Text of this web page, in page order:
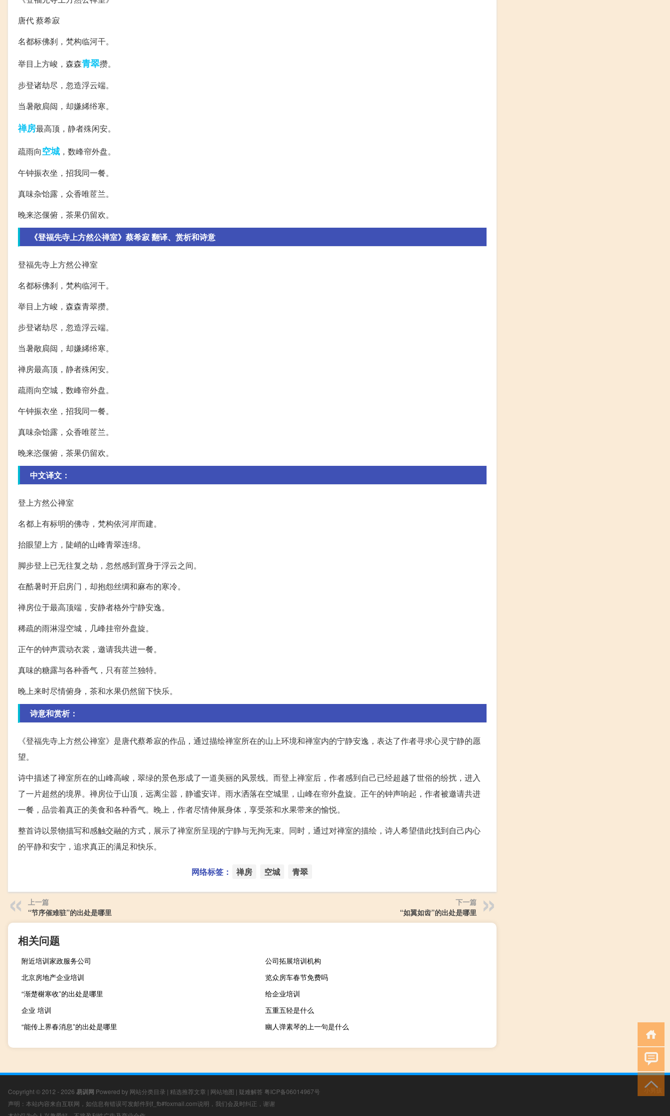
唐代 蔡希寂
名都标佛刹，梵构临河干。
举目上方峻，森森青翠攒。
步登诸劫尽，忽造浮云端。
当暑敞扃闼，却嫌絺绤寒。
禅房最高顶，静者殊闲安。
疏雨向空城 ，数峰帘外盘。
午钟振衣坐，招我同一餐。
真味杂饴露，众香唯茝兰。
晚来恣偃俯，茶果仍留欢。
《登福先寺上方然公禅室》蔡希寂 翻译、赏析和诗意
登福先寺上方然公禅室
名都标佛刹，梵构临河干。
举目上方峻，森森青翠攒。
步登诸劫尽，忽造浮云端。
当暑敞扃闼，却嫌絺绤寒。
禅房最高顶，静者殊闲安。
疏雨向空城，数峰帘外盘。
午钟振衣坐，招我同一餐。
真味杂饴露，众香唯茝兰。
晚来恣偃俯，茶果仍留欢。
中文译文：
登上方然公禅室
名都上有标明的佛寺，梵构依河岸而建。
抬眼望上方，陡峭的山峰青翠连绵。
脚步登上已无往复之劫，忽然感到置身于浮云之间。
在酷暑时开启房门，却抱怨丝绸和麻布的寒冷。
禅房位于最高顶端，安静者格外宁静安逸。
稀疏的雨淋湿空城，几峰挂帘外盘旋。
正午的钟声震动衣裳，邀请我共进一餐。
真味的糖露与各种香气，只有茝兰独特。
晚上来时尽情俯身，茶和水果仍然留下快乐。
诗意和赏析：
《登福先寺上方然公禅室》是唐代蔡希寂的作品，通过描绘禅室所在的山上环境和禅室内的宁静安逸，表达了作者寻求心灵宁静的愿
望。
诗中描述了禅室所在的山峰高峻，翠绿的景色形成了一道美丽的风景线。而登上禅室后，作者感到自己已经超越了世俗的纷扰，进入
了一片超然的境界。禅房位于山顶，远离尘嚣，静谧安详。雨水洒落在空城里，山峰在帘外盘旋。正午的钟声响起，作者被邀请共进
一餐，品尝着真正的美食和各种香气。晚上，作者尽情伸展身体，享受茶和水果带来的愉悦。
整首诗以景物描写和感触交融的方式，展示了禅室所呈现的宁静与无拘无束。同时，通过对禅室的描绘，诗人希望借此找到自己内心
的平静和安宁，追求真正的满足和快乐。
网络标签： 禅房 空城 青翠
上一篇
“节序催难驻”的出处是哪里
下一篇
“如翼如齿”的出处是哪里
相关问题
附近培训家政服务公司
公司拓展培训机构
北京房地产企业培训
览众房车春节免费吗
“渐楚榭寒收”的出处是哪里
给企业培训
企业 培训
五重五轻是什么
“能传上界春消息”的出处是哪里
幽人弹素琴的上一句是什么
Copyright © 2012 - 2026 易训网 Powered by 网站分类目录 | 精选推荐文章 | 网站地图 | 疑难解答 粤ICP备06014967号
声明：本站内容来自互联网，如信息有错误可发邮件到f_fb#foxmail.com说明，我们会及时纠正，谢谢
小男孩